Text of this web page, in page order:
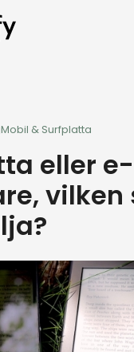
Mobil & Surfplatta
eller e-
vilken